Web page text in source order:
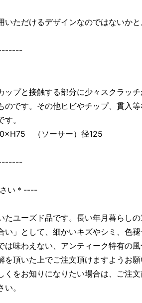
いただけるデザインなのではないか
と接触する部分に少々スクラッチ
のです。その他ヒビやチップ、貫入
。
（ソーサー）径125
い＊----
たユーズド品です。長い年月暮らし
い」として、細かいキズやシミ、色
は味わえない、アンティーク特有の
を頂いた上でご注文頂けますようお
くをお知りになりたい場合は、ご注
。